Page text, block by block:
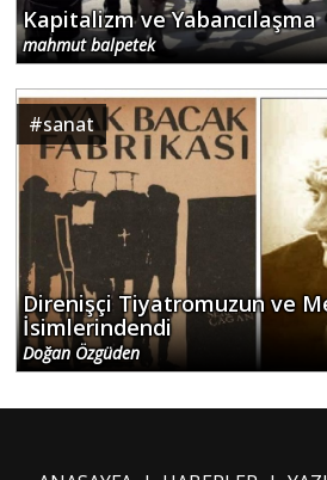
Kapitalizm ve Yabancılaşma
mahmut balpetek
#sanat
Direnişçi Tiyatromuzun ve
İsimlerindendi
Doğan Özgüden